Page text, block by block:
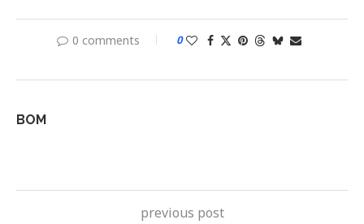
0 comments 0
BOM
previous post